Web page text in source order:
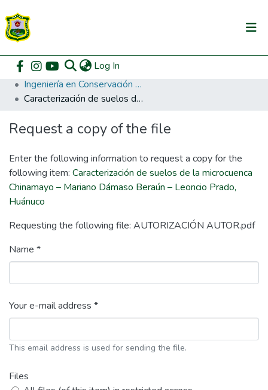
Log In
Communities & Collections
All of DSpace
Home Pregrado
Ingeniería en Conservación de Suelos y Agua
Caracterización de suelos de la microcuenca Chinamayo – Mariano Dámaso Beraún – Leoncio Prado, Huánuco
Request a copy of the file
Enter the following information to request a copy for the
following item: Caracterización de suelos de la microcuenca
Chinamayo – Mariano Dámaso Beraún – Leoncio Prado,
Huánuco
Requesting the following file: AUTORIZACIÓN AUTOR.pdf
Name *
Your e-mail address *
This email address is used for sending the file.
Files